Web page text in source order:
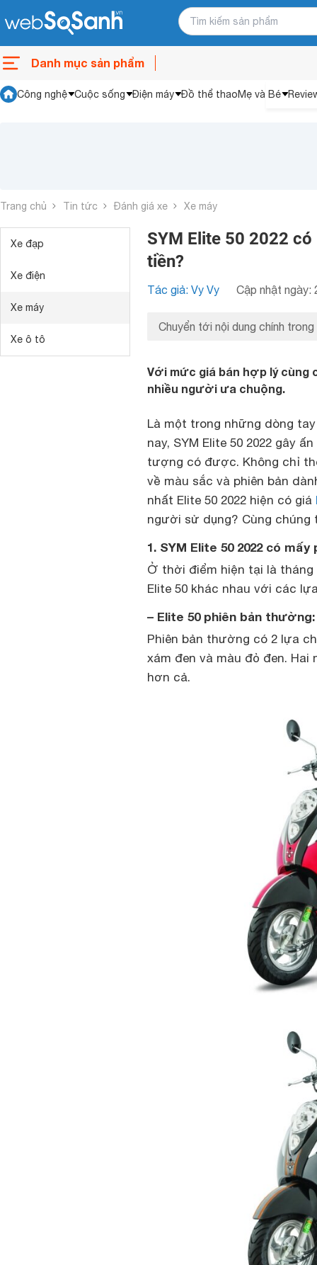
Danh mục sản phẩm
Công nghệ Cuộc sống Điện máy Đồ thể thaoMẹ và Bé
Trang chủ Tin tức Đánh giá xe Xe máy
Xe đạp
Xe điện
Xe máy
Xe ô tô
SYM Elite 50 2022 có
tiền?
Tác giả: Vy Vy Cập nhật ngày:
Chuyển tới nội dung chính trong
Với mức giá bán hợp lý cùng
nhiều người ưa chuộng.
Là một trong những dòng
nay, SYM Elite 50 2022 gây
tượng có được. Không chỉ
về màu sắc và phiên bản
nhất Elite 50 2022 hiện có giá
người sử dụng? Cùng
1. SYM Elite 50 2022 có
Ở thời điểm hiện tại là tháng
Elite 50 khác nhau với các
– Elite 50 phiên bản
Phiên bản thường có 2 lựa
xám đen và màu đỏ đen.
hơn cả.